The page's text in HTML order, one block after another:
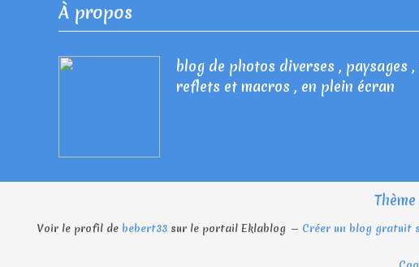
À propos
blog de photos diverses , paysages
reflets et macros , en plein écran
Voir le profil de bebert33 sur le portail Eklablog Créer un blog gratuit